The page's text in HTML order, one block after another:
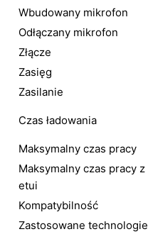
Wbudowany mikrofon
Odłączany mikrofon
Złącze
Zasięg
Zasilanie
Czas ładowania
Maksymalny czas pracy
Maksymalny czas pracy z
etui
Kompatybilność
Zastosowane technologie